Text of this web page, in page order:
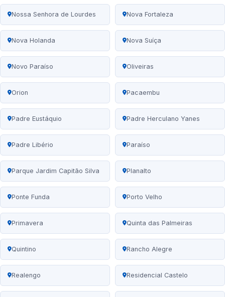
Nossa Senhora de Lourdes Nova Fortaleza
Nova Holanda Nova Suíça
Novo Paraíso Oliveiras
Orion Pacaembu
Padre Eustáquio Padre Herculano Yanes
Padre Libério Paraíso
Parque Jardim Capitão Silva Planalto
Ponte Funda Porto Velho
Primavera Quinta das Palmeiras
Quintino Rancho Alegre
Realengo Residencial Castelo